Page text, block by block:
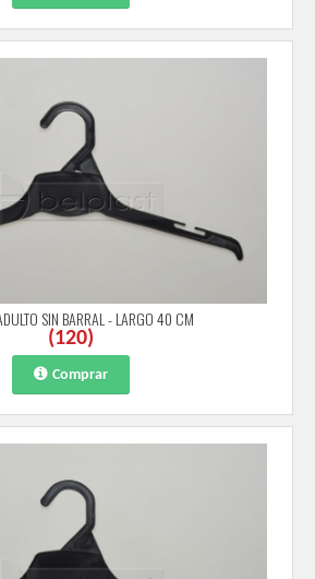
SIN BARRAL - LARGO 40 CM
(120)
Comprar